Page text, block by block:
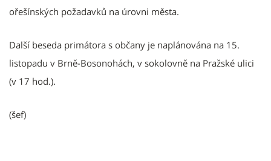
ořešínských požadavků na úrovni města.
Další beseda primátora s občany je naplánována na 15.
listopadu v Brně-Bosonohách, v sokolovně na Pražské ulici
(v 17 hod.).
(šef)